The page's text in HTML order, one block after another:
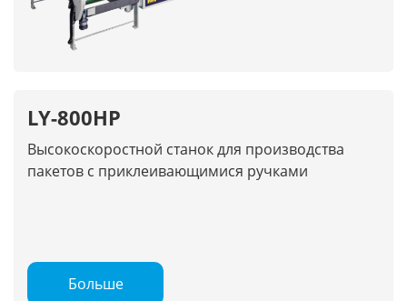
LY-800HP
Высокоскоростной станок для производства
пакетов с приклеивающимися ручками
Больше